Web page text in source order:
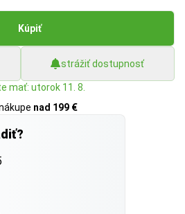
Kúpiť
strážiť dostupnosť
mať: utorok 11. 8.
nad 199 €